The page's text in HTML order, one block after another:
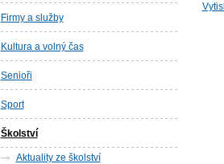
Firmy a služby
Kultura a volný čas
Senioři
Sport
Školství
Aktuality ze školství